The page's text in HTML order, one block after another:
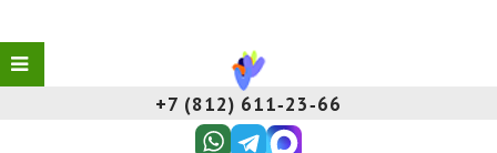
+7 (812) 611‑23‑66